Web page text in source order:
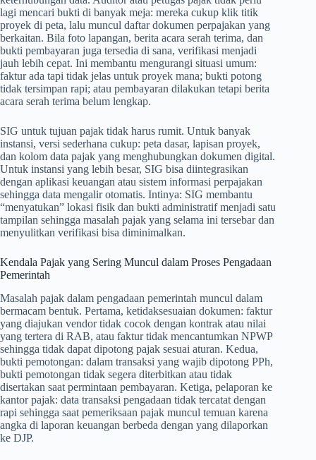
lagi mencari bukti di banyak meja: mereka cukup klik titik
proyek di peta, lalu muncul daftar dokumen perpajakan yang
berkaitan. Bila foto lapangan, berita acara serah terima, dan
bukti pembayaran juga tersedia di sana, verifikasi menjadi
jauh lebih cepat. Ini membantu mengurangi situasi umum:
faktur ada tapi tidak jelas untuk proyek mana; bukti potong
tidak tersimpan rapi; atau pembayaran dilakukan tetapi berita
acara serah terima belum lengkap.
SIG untuk tujuan pajak tidak harus rumit. Untuk banyak
instansi, versi sederhana cukup: peta dasar, lapisan proyek,
dan kolom data pajak yang menghubungkan dokumen digital.
Untuk instansi yang lebih besar, SIG bisa diintegrasikan
dengan aplikasi keuangan atau sistem informasi perpajakan
sehingga data mengalir otomatis. Intinya: SIG membantu
“menyatukan” lokasi fisik dan bukti administratif menjadi satu
tampilan sehingga masalah pajak yang selama ini tersebar dan
menyulitkan verifikasi bisa diminimalkan.
Kendala Pajak yang Sering Muncul dalam Proses Pengadaan
Pemerintah
Masalah pajak dalam pengadaan pemerintah muncul dalam
bermacam bentuk. Pertama, ketidaksesuaian dokumen: faktur
yang diajukan vendor tidak cocok dengan kontrak atau nilai
yang tertera di RAB, atau faktur tidak mencantumkan NPWP
sehingga tidak dapat dipotong pajak sesuai aturan. Kedua,
bukti pemotongan: dalam transaksi yang wajib dipotong PPh,
bukti pemotongan tidak segera diterbitkan atau tidak
disertakan saat permintaan pembayaran. Ketiga, pelaporan ke
kantor pajak: data transaksi pengadaan tidak tercatat dengan
rapi sehingga saat pemeriksaan pajak muncul temuan karena
angka di laporan keuangan berbeda dengan yang dilaporkan
ke DJP.